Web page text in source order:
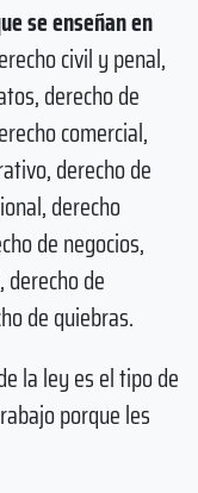
se enseñan en
civil y penal,
derecho de
comercial,
derecho de
derecho
de negocios,
de
de quiebras.
la ley es el tipo de
porque les